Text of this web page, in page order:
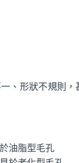
、形狀不規則
油脂型毛孔